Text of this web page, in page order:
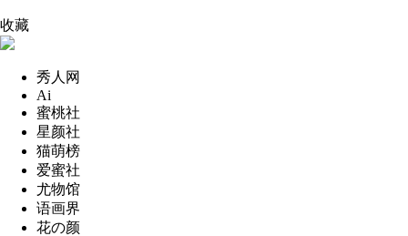
收藏
秀人网
Ai
蜜桃社
星颜社
猫萌榜
爱蜜社
尤物馆
语画界
花の颜